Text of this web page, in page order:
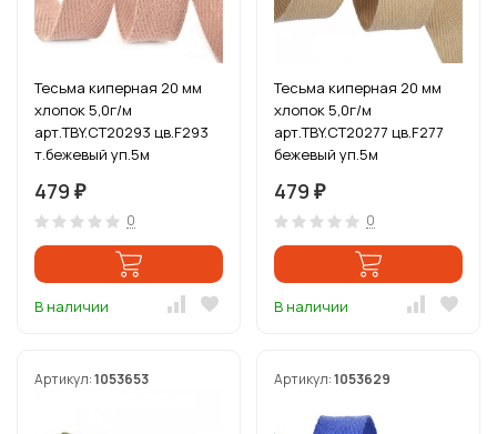
Тесьма киперная 20 мм
хлопок 5,0г/м
арт.TBY.CT20293 цв.F293
т.бежевый уп.5м
479 ₽
0
В наличии
Тесьма киперная 20 мм
хлопок 5,0г/м
арт.TBY.CT20277 цв.F277
бежевый уп.5м
479 ₽
0
В наличии
Артикул:1053653 Артикул:1053629